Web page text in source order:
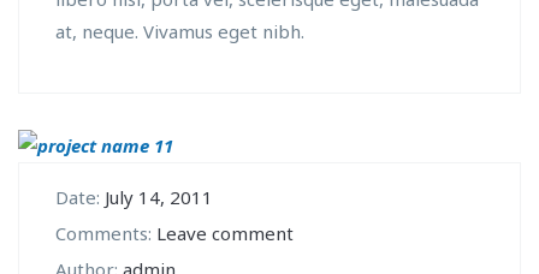
at, neque. Vivamus eget nibh.
Date: July 14, 2011
Comments: Leave comment